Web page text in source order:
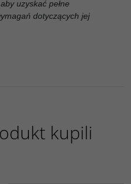
uzyskać pełne
dotyczących jej
kupili